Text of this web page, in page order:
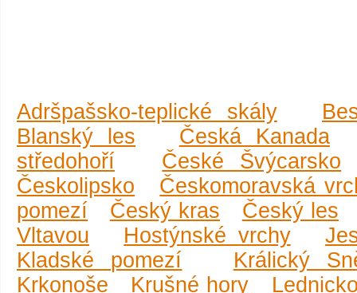
Adršpašsko-teplické skály
Blanský les
Česká Kanada
středohoří
České Švýcarsko
Českolipsko
Českomoravská
pomezí
Český kras
Český les
Vltavou
Hostýnské vrchy
Kladské pomezí
Králický
Krkonoše
Krušné hory